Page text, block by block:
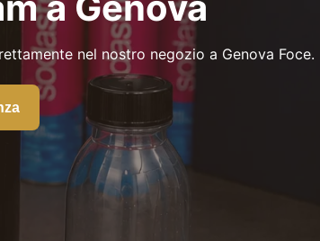
nel nostro negozio a Genova Foce.